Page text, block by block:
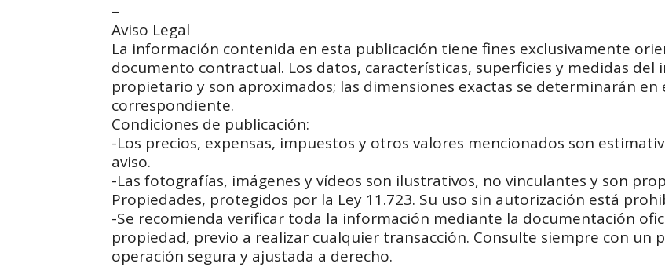
–
Aviso Legal
La información contenida en esta publicación tiene fines exclusivamente
documento contractual. Los datos, características, superficies y medidas
propietario y son aproximados; las dimensiones exactas se determinarán
correspondiente.
Condiciones de publicación:
-Los precios, expensas, impuestos y otros valores mencionados son
aviso.
-Las fotografías, imágenes y vídeos son ilustrativos, no vinculantes y son
Propiedades, protegidos por la Ley 11.723. Su uso sin autorización está
-Se recomienda verificar toda la información mediante la documentación
propiedad, previo a realizar cualquier transacción. Consulte siempre con un
operación segura y ajustada a derecho.